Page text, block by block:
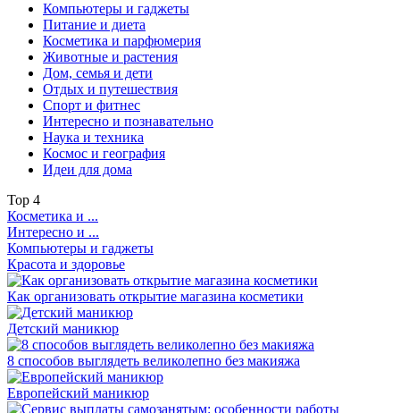
Компьютеры и гаджеты
Питание и диета
Косметика и парфюмерия
Животные и растения
Дом, семья и дети
Отдых и путешествия
Спорт и фитнес
Интересно и познавательно
Наука и техника
Космос и география
Идеи для дома
Top 4
Косметика и ...
Интересно и ...
Компьютеры и гаджеты
Красота и здоровье
Как организовать открытие магазина косметики
Детский маникюр
8 способов выглядеть великолепно без макияжа
Европейский маникюр